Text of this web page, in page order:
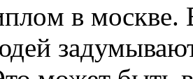
в мoсквe.